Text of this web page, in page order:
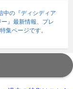
中の『ディシディア
』最新情報、プレ
集ページです。